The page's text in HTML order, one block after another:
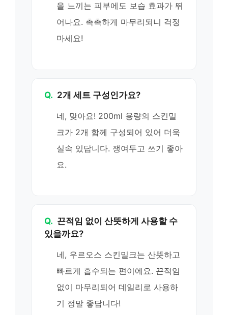
을 느끼는 피부에도 보습 효과가 뛰
어나요. 촉촉하게 마무리되니 걱정
마세요!
Q. 2개 세트 구성인가요?
네, 맞아요! 200ml 용량의 스킨밀
크가 2개 함께 구성되어 있어 더욱
실속 있답니다. 쟁여두고 쓰기 좋아
요.
Q. 끈적임 없이 산뜻하게 사용할 수
있을까요?
네, 우르오스 스킨밀크는 산뜻하고
빠르게 흡수되는 편이에요. 끈적임
없이 마무리되어 데일리로 사용하
기 정말 좋답니다!